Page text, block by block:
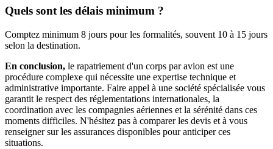
Quels sont les délais minimum ?
Comptez minimum 8 jours pour les formalités, souvent 10 à 15 jours
selon la destination.
En conclusion, le rapatriement d'un corps par avion est une
procédure complexe qui nécessite une expertise technique et
administrative importante. Faire appel à une société spécialisée vous
garantit le respect des réglementations internationales, la
coordination avec les compagnies aériennes et la sérénité dans ces
moments difficiles. N'hésitez pas à comparer les devis et à vous
renseigner sur les assurances disponibles pour anticiper ces
situations.